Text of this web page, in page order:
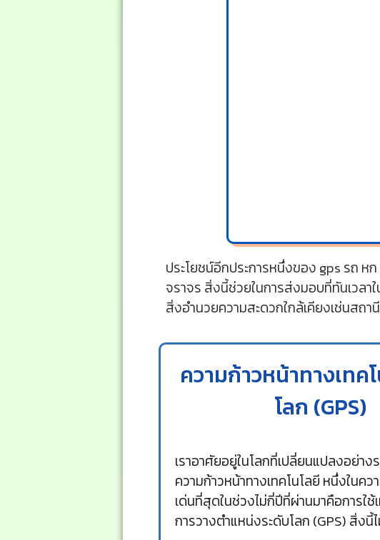
ประโยชน์อีกประการหนึ่งของ gps รถ
จราจร สิ่งนี้ช่วยในการส่งมอบที่ทันเวลา
สิ่งอำนวยความสะดวกใกล้เคียงเช่นสถ
ความก้าวหน้าทางเทค
โลก (GPS)
เราอาศัยอยู่ในโลกที่เปลี่ยนแปลงอย่าง
ความก้าวหน้าทางเทคโนโลยี หนึ่งในค
เด่นที่สุดในช่วงไม่กี่ปีที่ผ่านมาคือการใช้
การวางตำแหน่งระดับโลก (GPS) สิ่งนี้